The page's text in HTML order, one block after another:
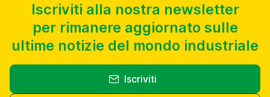
Iscriviti alla nostra newsletter
per rimanere aggiornato sulle
ultime notizie del mondo industriale
Iscriviti